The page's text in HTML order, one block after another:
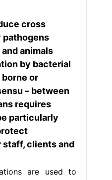
cross
pathogens
animals
by bacterial
borne or
– between
requires
particularly
clients and
are used to